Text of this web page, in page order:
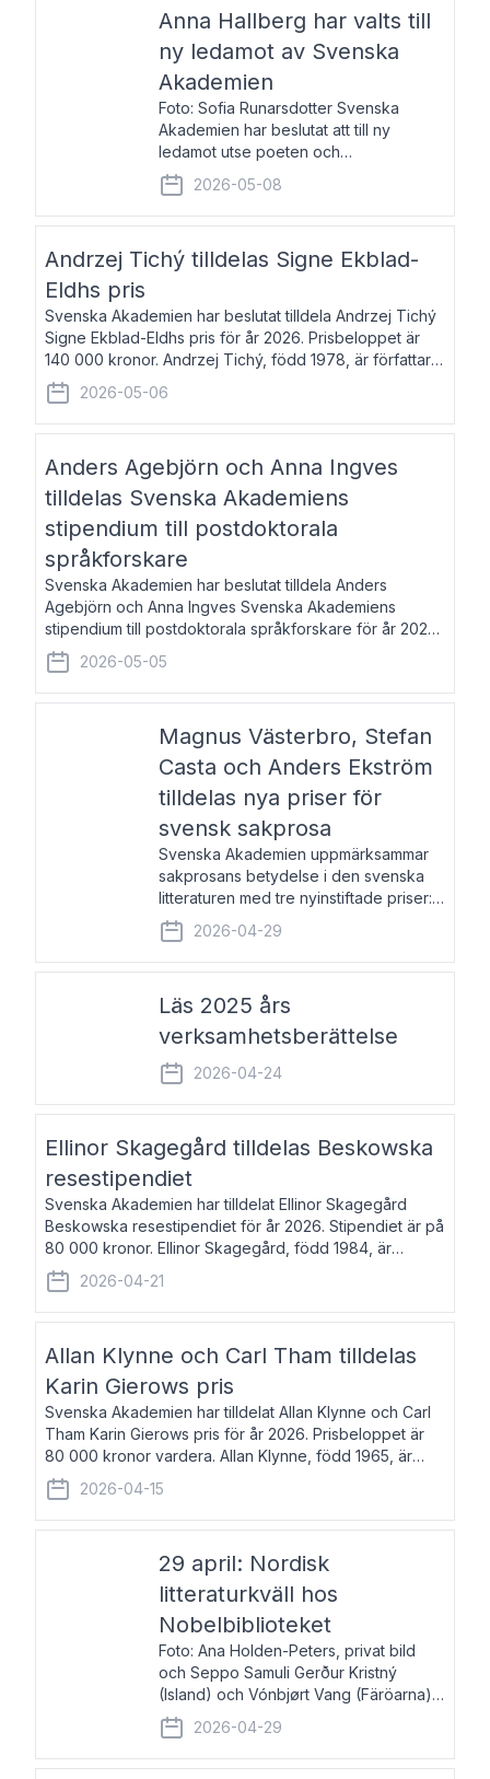
Anna Hallberg har valts till
ny ledamot av Svenska
Akademien
Foto: Sofia Runarsdotter Svenska
Akademien har beslutat att till ny
ledamot utse poeten och
litteraturkritikern Anna Hallberg. Hon
efterträder poeten Tua Forsström på
stol 18 och kommer att ta sitt inträde vid
2026-05-08
Andrzej Tichý tilldelas Signe Ekblad-
Eldhs pris
Svenska Akademien har beslutat tilldela Andrzej Tichý
Signe Ekblad-Eldhs pris för år 2026. Prisbeloppet är
140 000 kronor. Andrzej Tichý, född 1978, är författare
och kulturskribent. Han debuterade 2005 med den
lovordade romanen Sex liter l
2026-05-06
Anders Agebjörn och Anna Ingves
tilldelas Svenska Akademiens
stipendium till postdoktorala
språkforskare
Svenska Akademien har beslutat tilldela Anders
Agebjörn och Anna Ingves Svenska Akademiens
stipendium till postdoktorala språkforskare för år 2026.
Stipendiebeloppet är 75 000 kronor per mottagare.
Anders Agebjörn, född 1984, är universitet
2026-05-05
Magnus Västerbro, Stefan
Casta och Anders Ekström
tilldelas nya priser för
svensk sakprosa
Svenska Akademien uppmärksammar
sakprosans betydelse i den svenska
litteraturen med tre nyinstiftade priser:
Svenska Akademiens pris till
framstående författare av svensk
sakprosa som i år går till Magnus
2026-04-29
Läs 2025 års
verksamhetsberättelse
2026-04-24
Ellinor Skagegård tilldelas Beskowska
resestipendiet
Svenska Akademien har tilldelat Ellinor Skagegård
Beskowska resestipendiet för år 2026. Stipendiet är på
80 000 kronor. Ellinor Skagegård, född 1984, är
författare, journalist och musiker. Hon skriver
återkommande för Svenska Dagbladet, Ups
2026-04-21
Allan Klynne och Carl Tham tilldelas
Karin Gierows pris
Svenska Akademien har tilldelat Allan Klynne och Carl
Tham Karin Gierows pris för år 2026. Prisbeloppet är
80 000 kronor vardera. Allan Klynne, född 1965, är
arkeolog, författare, översättare och fil.dr i antikens
kultur och samhällsliv. Ut
2026-04-15
29 april: Nordisk
litteraturkväll hos
Nobelbiblioteket
Foto: Ana Holden-Peters, privat bild
och Seppo Samuli Gerður Kristný
(Island) och Vónbjørt Vang (Färöarna)
läser ur sina verk och samtalar med
John Swedenmark. De läser upp på
färöiska, isländska och svenska och
2026-04-29